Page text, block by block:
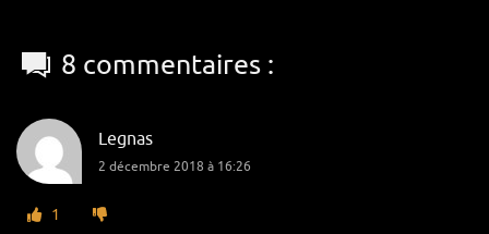
8 commentaires :
Legnas
2 décembre 2018 à 16:26
1